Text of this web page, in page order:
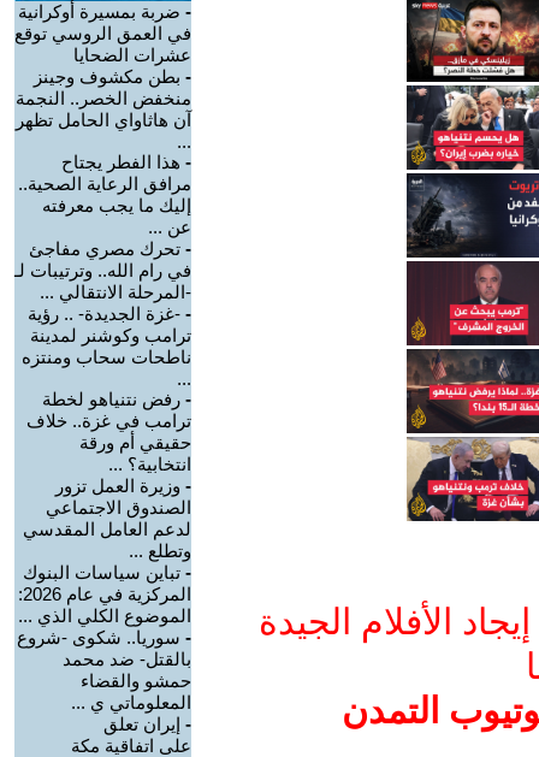
الأفلام الجيدة
التمدن
- ضربة بمسيرة أوكرانية
في العمق الروسي توقع
عشرات الضحايا
- بطن مكشوف وجينز
منخفض الخصر.. النجمة
آن هاثاواي الحامل تظهر
...
- هذا الفطر يجتاح
مرافق الرعاية الصحية..
إليك ما يجب معرفته
عن ...
- تحرك مصري مفاجئ
في رام الله.. وترتيبات لـ
-المرحلة الانتقالي ...
- -غزة الجديدة- .. رؤية
ترامب وكوشنر لمدينة
ناطحات سحاب ومنتزه
...
- رفض نتنياهو لخطة
ترامب في غزة.. خلاف
حقيقي أم ورقة
انتخابية؟ ...
- وزيرة العمل تزور
الصندوق الاجتماعي
لدعم العامل المقدسي
وتطلع ...
- تباين سياسات البنوك
المركزية في عام 2026:
الموضوع الكلي الذي ...
- سوريا.. شكوى -شروع
بالقتل- ضد محمد
حمشو والقضاء
المعلوماتي ي ...
- إيران تعلق
على اتفاقية مكة